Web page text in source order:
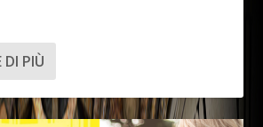
DI PIÙ